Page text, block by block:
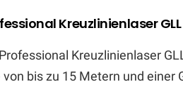
Kreuzlinienlaser
Kreuzlinienlaser
von bis zu 15 Metern und